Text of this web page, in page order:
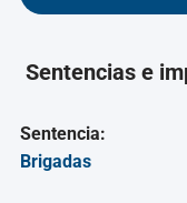
Sentencias e
Sentencia:
Brigadas